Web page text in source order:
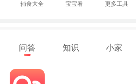
辅食大全 宝宝看 更多工具
问答 知识 小家